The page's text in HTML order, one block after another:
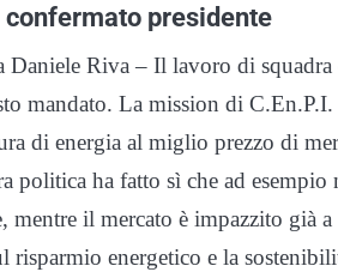
presidente
Riva – Il lavoro di squadra
mandato. La mission di C.En.P.I.
di energia al miglio prezzo di
politica ha fatto sì che ad esempio
il mercato è impazzito già
risparmio energetico e la